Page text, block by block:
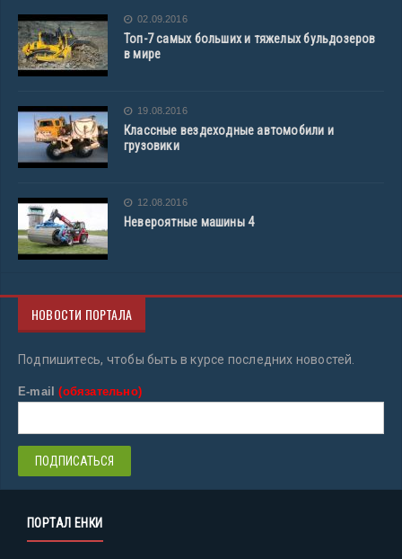
02.09.2016
Топ-7 самых больших и тяжелых бульдозеров
в мире
19.08.2016
Классные вездеходные автомобили и
грузовики
12.08.2016
Невероятные машины 4
НОВОСТИ ПОРТАЛА
Подпишитесь, чтобы быть в курсе последних новостей.
E-mail(обязательно)
ПОРТАЛ ЕНКИ